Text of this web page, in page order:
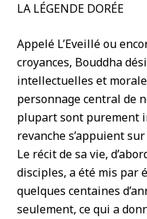
LA LÉGENDE DORÉE
Appelé L’Eveillé ou
croyances, Bouddha
intellectuelles et
personnage central de
plupart sont purement
revanche s’appuient
Le récit de sa vie,
disciples, a été mis par
quelques centaines
seulement, ce qui a